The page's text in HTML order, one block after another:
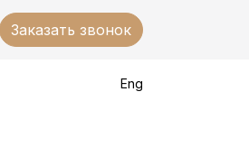
Заказать звонок
Eng